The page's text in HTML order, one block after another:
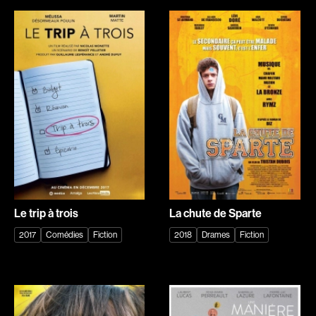
Castravelli Claude
Cayer Marc
Cayrol Jean
Chabot Mario
Chabot Jean
Chabot Catherine
Chabrol Claude
Champagne Monique
Champagne Louis
Charbonneau Mélanie
Charlebois Lyne
Chartrand Alexandre
Chartrand Alain
Chetwynd Lionel
Chevigny Pier-Philippe
Chica Patricia
Chicoine Alain
Chif Junna
Chila Dominique
Chomet Sylvain
Choquette Louis
Chouinard Yvan
Chouraqui Elie
Chow Deborah
Cinq-Mars Chloé
Le trip à trois
2017 Comédies Fiction
La chute de Sparte
2018 Drames Fiction